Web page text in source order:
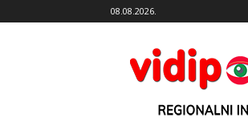
08.08.2026.